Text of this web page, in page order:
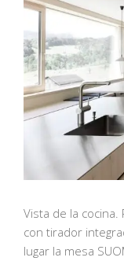
Vista de la
con tirador
lugar la mesa